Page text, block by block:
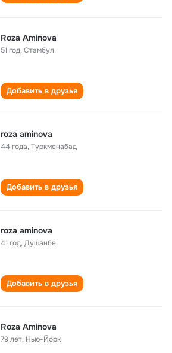
Roza Aminova
51 год,Стамбул
Добавить в друзья
roza aminova
44 года,Туркменабад
Добавить в друзья
roza aminova
41 год,Душанбе
Добавить в друзья
Roza Aminova
79 лет, Нью-Йорк